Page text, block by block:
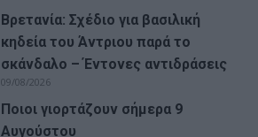
Βρετανία: Σχέδιο για βασιλική
κηδεία του Άντριου παρά το
σκάνδαλο – Έντονες αντιδράσεις
09/08/2026
Ποιοι γιορτάζουν σήμερα 9
Αυγούστου